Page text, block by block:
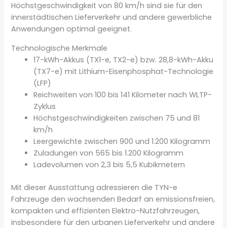
Höchstgeschwindigkeit von 80 km/h sind sie für den
innerstädtischen Lieferverkehr und andere gewerbliche
Anwendungen optimal geeignet.
Technologische Merkmale
17-kWh-Akkus (TX1-e, TX2-e) bzw. 28,8-kWh-Akku
(TX7-e) mit Lithium-Eisenphosphat-Technologie
(LFP)
Reichweiten von 100 bis 141 Kilometer nach WLTP-
Zyklus
Höchstgeschwindigkeiten zwischen 75 und 81
km/h
Leergewichte zwischen 900 und 1.200 Kilogramm
Zuladungen von 565 bis 1.200 Kilogramm
Ladevolumen von 2,3 bis 5,5 Kubikmetern
Mit dieser Ausstattung adressieren die TYN-e
Fahrzeuge den wachsenden Bedarf an emissionsfreien,
kompakten und effizienten Elektro-Nutzfahrzeugen,
insbesondere für den urbanen Lieferverkehr und andere